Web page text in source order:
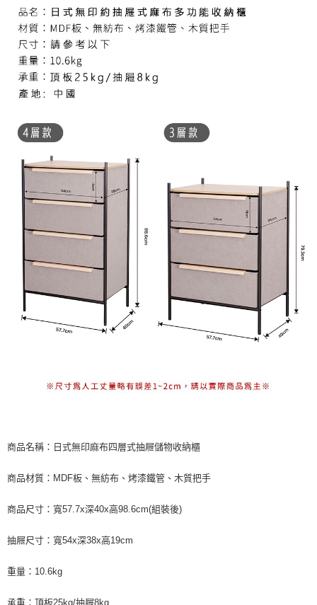
商品名稱：日式無印麻布四層式抽屜儲物收納櫃
商品材質：MDF板、無紡布、烤漆鐵管、木質把手
商品尺寸：寬57.7x深40x高98.6cm(組裝後)
抽屜尺寸：寬54x深38x高19cm
重量：10.6kg
承重：頂板25kg/抽屜8kg